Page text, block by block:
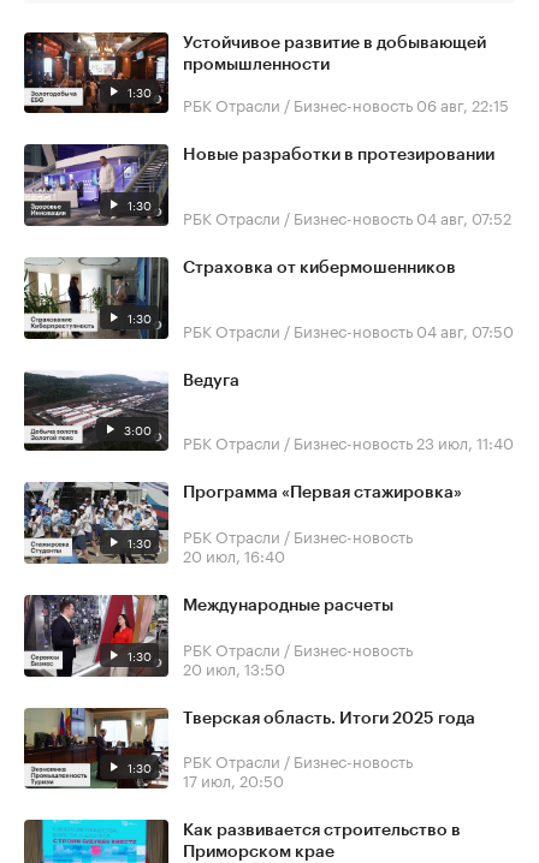
1:30
Устойчивое развитие в добывающей
промышленности
РБК Отрасли / Бизнес-новость 06 авг, 22:15
1:30
Новые разработки в протезировании
РБК Отрасли / Бизнес-новость 04 авг, 07:52
1:30
Страховка от кибермошенников
РБК Отрасли / Бизнес-новость 04 авг, 07:50
3:00
Ведуга
РБК Отрасли / Бизнес-новость 23 июл, 11:40
1:30
Программа «Первая стажировка»
РБК Отрасли / Бизнес-новость
20 июл, 16:40
1:30
Международные расчеты
РБК Отрасли / Бизнес-новость
20 июл, 13:50
1:30
Тверская область. Итоги 2025 года
РБК Отрасли / Бизнес-новость
17 июл, 20:50
Как развивается строительство в
Приморском крае